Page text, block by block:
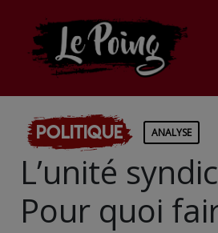
Politique ANALYSE
L’unité
Pour quoi